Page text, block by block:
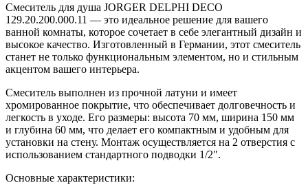
Смеситель для душа JORGER DELPHI DECO
129.20.200.000.11 — это идеальное решение для вашего
ванной комнаты, которое сочетает в себе элегантный дизайн и
высокое качество. Изготовленный в Германии, этот смеситель
станет не только функциональным элементом, но и стильным
акцентом вашего интерьера.
Смеситель выполнен из прочной латуни и имеет
хромированное покрытие, что обеспечивает долговечность и
легкость в уходе. Его размеры: высота 70 мм, ширина 150 мм
и глубина 60 мм, что делает его компактным и удобным для
установки на стену. Монтаж осуществляется на 2 отверстия с
использованием стандартного подводки 1/2".
Основные характеристики: